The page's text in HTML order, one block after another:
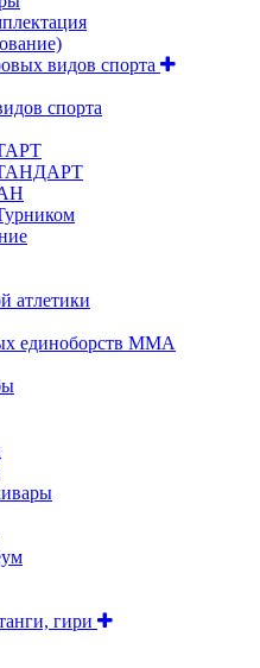
видов спорта
спорта
атлетики
единоборств ММА
гири